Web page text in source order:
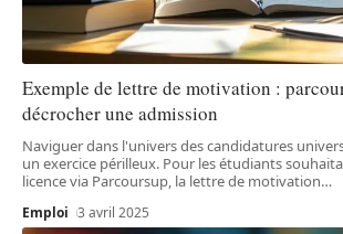
Exemple de lettre de motivation :
décrocher une admission
Naviguer dans l'univers des candidatures
un exercice périlleux. Pour les étudiants
licence via Parcoursup, la lettre de motivation…
Emploi 3 avril 2025